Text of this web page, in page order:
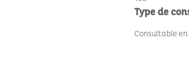
Type de
Consultable en